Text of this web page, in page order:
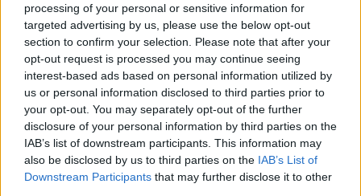
processing of your personal or sensitive information for
targeted advertising by us, please use the below opt-out
section to confirm your selection. Please note that after your
opt-out request is processed you may continue seeing
interest-based ads based on personal information utilized by
us or personal information disclosed to third parties prior to
your opt-out. You may separately opt-out of the further
disclosure of your personal information by third parties on the
IAB’s list of downstream participants. This information may
also be disclosed by us to third parties on the IAB’s List of
Downstream Participants that may further disclose it to other
Tras el fallecimiento de la escritora,el Partido
Popular votó en contra de reconocer a
Grandes como Hija Predilecta de la capital,
uniéndose a la postura de Vox y Ciudadanos.
Finalmente, tal y como reconoce en la
entrevista,el alcalde accedió a ello a cambio
de los apoyos necesarios para sacar
adelante sus Presupuestos para el 2022.
José Luis Martínez Almeida tampoco dio el
pésame ni acudió al tanatorio ni al funeral.